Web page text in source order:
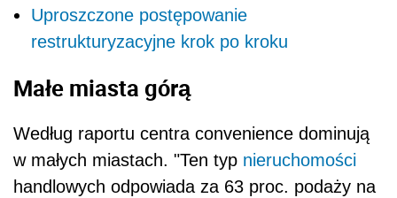
Uproszczone postępowanie
restrukturyzacyjne krok po kroku
Małe miasta górą
Według raportu centra convenience dominują
w małych miastach. "Ten typ nieruchomości
handlowych odpowiada za 63 proc. podaży na